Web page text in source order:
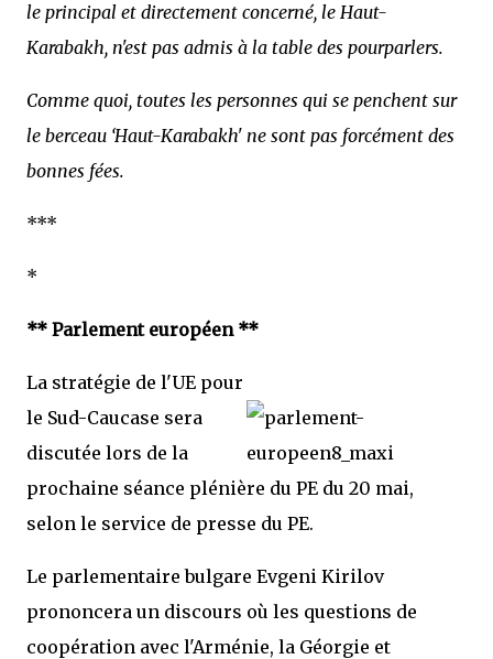
le principal et directement concerné, le Haut-
Karabakh, n'est pas admis à la table des pourparlers.
Comme quoi, toutes les personnes qui se penchent sur
le berceau ‘Haut-Karabakh' ne sont pas forcément des
bonnes fées.
***
*
** Parlement européen **
La stratégie de l'UE pour
le Sud-Caucase sera
discutée lors de la
prochaine séance plénière du PE du 20 mai,
selon le service de presse du PE.
Le parlementaire bulgare Evgeni Kirilov
prononcera un discours où les questions de
coopération avec l'Arménie, la Géorgie et